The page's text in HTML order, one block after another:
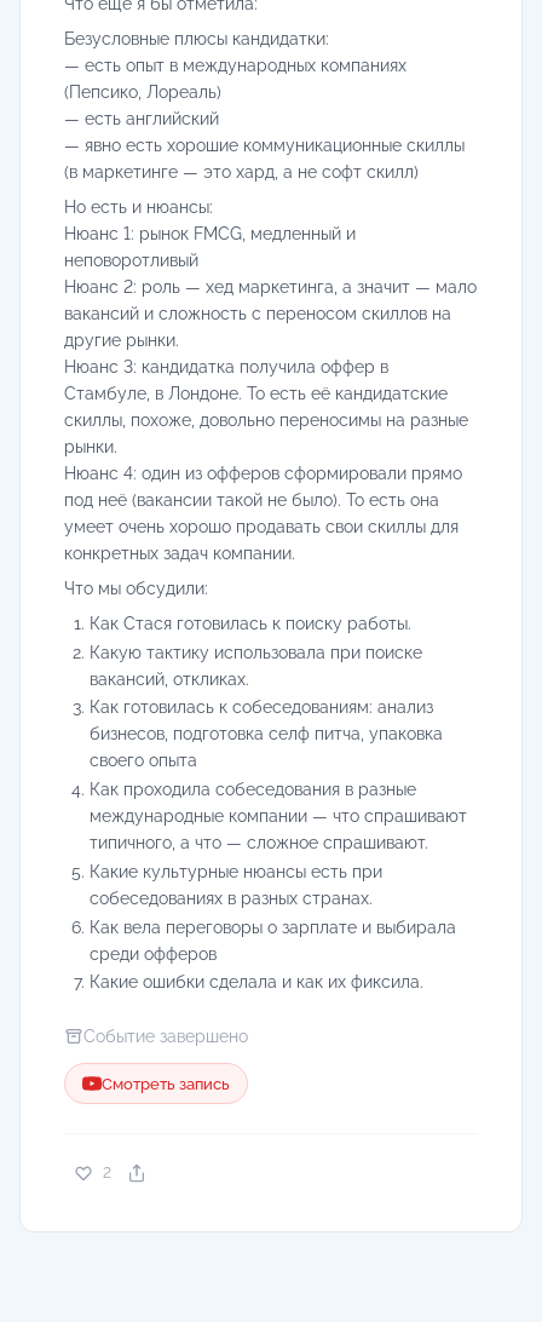
Безусловные плюсы кандидатки:
— есть опыт в международных компаниях
(Пепсико, Лореаль)
— есть английский
— явно есть хорошие коммуникационные скиллы
(в маркетинге — это хард, а не софт скилл)
Но есть и нюансы:
Нюанс 1: рынок FMCG, медленный и
неповоротливый
Нюанс 2: роль — хед маркетинга, а значит — мало
вакансий и сложность с переносом скиллов на
другие рынки.
Нюанс 3: кандидатка получила оффер в
Стамбуле, в Лондоне. То есть её кандидатские
скиллы, похоже, довольно переносимы на разные
рынки.
Нюанс 4: один из офферов сформировали прямо
под неё (вакансии такой не было). То есть она
умеет очень хорошо продавать свои скиллы для
конкретных задач компании.
Что мы обсудили:
Как Стася готовилась к поиску работы.
Какую тактику использовала при поиске
вакансий, откликах.
Как готовилась к собеседованиям: анализ
бизнесов, подготовка селф питча, упаковка
своего опыта
Как проходила собеседования в разные
международные компании — что спрашивают
типичного, а что — сложное спрашивают.
Какие культурные нюансы есть при
собеседованиях в разных странах.
Как вела переговоры о зарплате и выбирала
среди офферов
Какие ошибки сделала и как их фиксила.
Событие завершено
Смотреть запись
2